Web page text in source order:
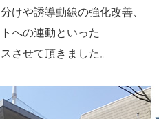
けや誘導動線の強化改善、
への連動といった
させて頂きました。